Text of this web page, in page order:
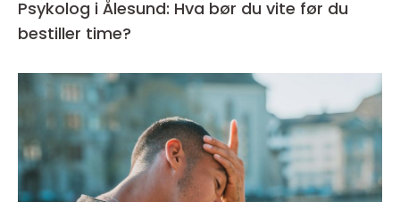
Psykolog i Ålesund: Hva bør du vite før du
bestiller time?